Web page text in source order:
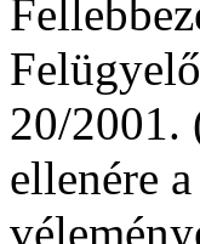
20/2001.
ellenére